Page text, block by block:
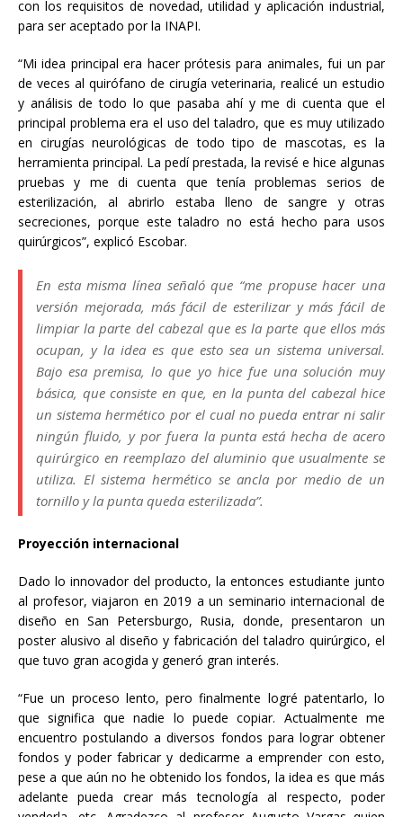
con los requisitos de novedad, utilidad y aplicación industrial,
para ser aceptado por la INAPI.
“Mi idea principal era hacer prótesis para animales, fui un par
de veces al quirófano de cirugía veterinaria, realicé un estudio
y análisis de todo lo que pasaba ahí y me di cuenta que el
principal problema era el uso del taladro, que es muy utilizado
en cirugías neurológicas de todo tipo de mascotas, es la
herramienta principal. La pedí prestada, la revisé e hice algunas
pruebas y me di cuenta que tenía problemas serios de
esterilización, al abrirlo estaba lleno de sangre y otras
secreciones, porque este taladro no está hecho para usos
quirúrgicos”, explicó Escobar.
En esta misma línea señaló que “me propuse hacer una
versión mejorada, más fácil de esterilizar y más fácil de
limpiar la parte del cabezal que es la parte que ellos más
ocupan, y la idea es que esto sea un sistema universal.
Bajo esa premisa, lo que yo hice fue una solución muy
básica, que consiste en que, en la punta del cabezal hice
un sistema hermético por el cual no pueda entrar ni salir
ningún fluido, y por fuera la punta está hecha de acero
quirúrgico en reemplazo del aluminio que usualmente se
utiliza. El sistema hermético se ancla por medio de un
tornillo y la punta queda esterilizada”.
Proyección internacional
Dado lo innovador del producto, la entonces estudiante junto
al profesor, viajaron en 2019 a un seminario internacional de
diseño en San Petersburgo, Rusia, donde, presentaron un
poster alusivo al diseño y fabricación del taladro quirúrgico, el
que tuvo gran acogida y generó gran interés.
“Fue un proceso lento, pero finalmente logré patentarlo, lo
que significa que nadie lo puede copiar. Actualmente me
encuentro postulando a diversos fondos para lograr obtener
fondos y poder fabricar y dedicarme a emprender con esto,
pese a que aún no he obtenido los fondos, la idea es que más
adelante pueda crear más tecnología al respecto, poder